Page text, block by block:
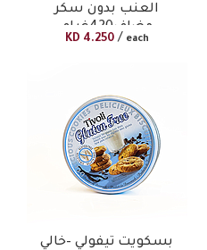
العنب بدون سكر
مضاف420غرام
KD 4.250 / each
بسكويت تيفولي –خالي